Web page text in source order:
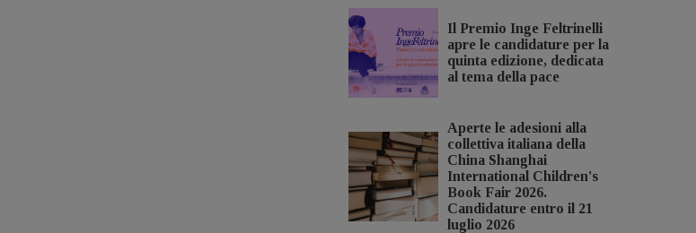
Il Premio Inge Feltrinelli
apre le candidature per la
quinta edizione, dedicata
al tema della pace
Aperte le adesioni alla
collettiva italiana della
China Shanghai
International Children's
Book Fair 2026.
Candidature entro il 21
luglio 2026